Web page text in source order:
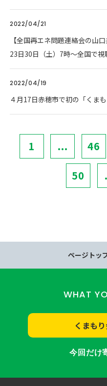
2022/04/21
【全国再エネ問題連絡会の山
23日30日（土）7時～全国で視
2022/04/19
４月17日赤穂市で初の「くま
1 ... 46
50
ページトッ
WHAT
くまも
今回だけ